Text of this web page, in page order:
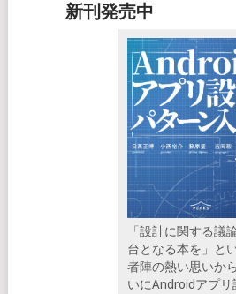
新刊発売中
「設計に関する議
台となる本を」と
者陣の熱い思いか
いにAndroidアプリ